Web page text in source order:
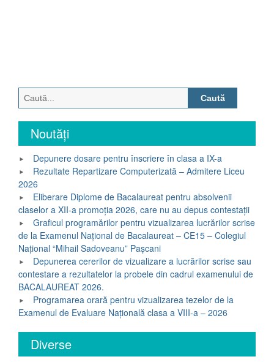
Caută
după:
Noutăți
Depunere dosare pentru înscriere în clasa a IX-a
Rezultate Repartizare Computerizată – Admitere Liceu
2026
Eliberare Diplome de Bacalaureat pentru absolvenii
claselor a XII-a promoția 2026, care nu au depus contestații
Graficul programărilor pentru vizualizarea lucrărilor scrise
de la Examenul Național de Bacalaureat – CE15 – Colegiul
Național “Mihail Sadoveanu” Pașcani
Depunerea cererilor de vizualizare a lucrărilor scrise sau
contestare a rezultatelor la probele din cadrul examenului de
BACALAUREAT 2026.
Programarea orară pentru vizualizarea tezelor de la
Examenul de Evaluare Națională clasa a VIII-a – 2026
Diverse